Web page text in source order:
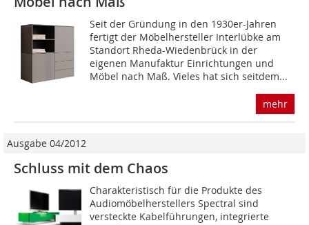
Seit der Gründung in den 1930er-Jahren
fertigt der Möbelhersteller Interlübke am
Standort Rheda­-Wiedenbrück in der
eigenen Manufaktur Einrichtungen und
Möbel nach Maß. Vieles hat sich seitdem...
mehr
Ausgabe 04/2012
Schluss mit dem Chaos
Charakteristisch für die Produkte des
Audiomöbelherstellers Spectral sind
versteckte Kabelführungen, integrierte